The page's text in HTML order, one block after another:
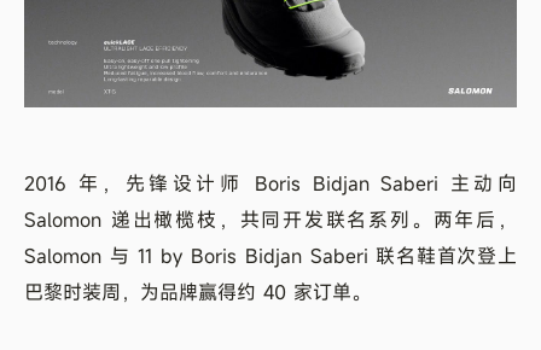
2016 年，先锋设计师 Boris Bidjan Saberi 主动向
Salomon 递出橄榄枝，共同开发联名系列。两年后，
Salomon 与 11 by Boris Bidjan Saberi 联名鞋首次登上
巴黎时装周，为品牌赢得约 40 家订单。